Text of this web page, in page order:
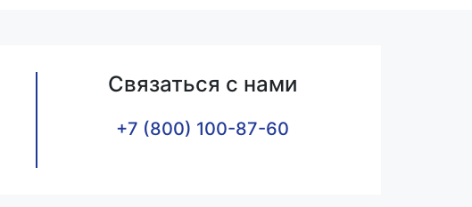
Связаться с нами
+7 (800) 100-87-60